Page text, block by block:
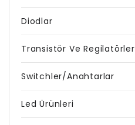
Diodlar
Transistör Ve Regilatörler
Switchler/Anahtarlar
Led Ürünleri